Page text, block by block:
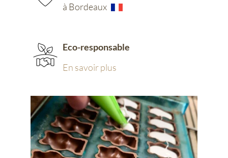
à Bordeaux
Eco-responsable
En savoir plus